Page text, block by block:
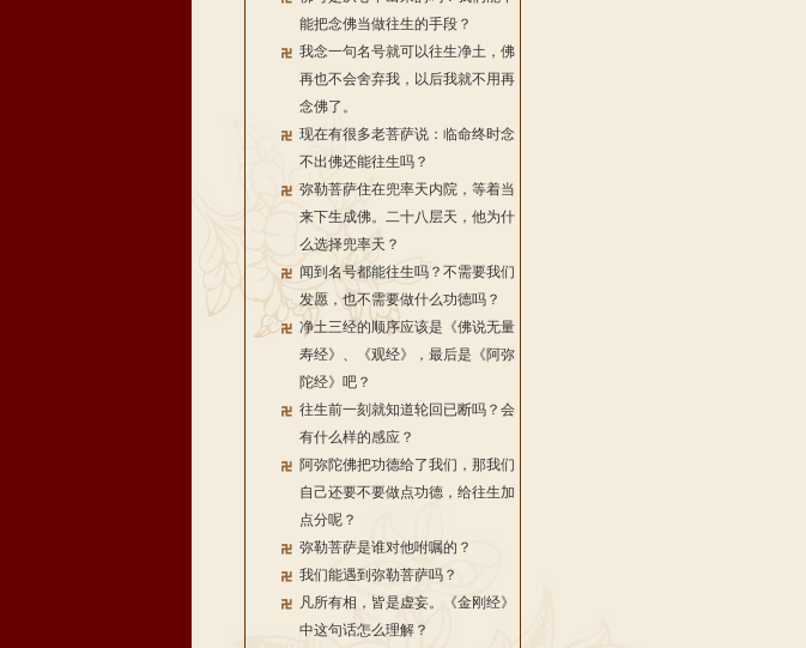
能把念佛当做往生的手段？
我念一句名号就可以往生净土，佛
再也不会舍弃我，以后我就不用再
念佛了。
现在有很多老菩萨说：临命终时念
不出佛还能往生吗？
弥勒菩萨住在兜率天内院，等着当
来下生成佛。二十八层天，他为什
么选择兜率天？
闻到名号都能往生吗？不需要我们
发愿，也不需要做什么功德吗？
净土三经的顺序应该是《佛说无量
寿经》、《观经》，最后是《阿弥
陀经》吧？
往生前一刻就知道轮回已断吗？会
有什么样的感应？
阿弥陀佛把功德给了我们，那我们
自己还要不要做点功德，给往生加
点分呢？
弥勒菩萨是谁对他咐嘱的？
我们能遇到弥勒菩萨吗？
凡所有相，皆是虚妄。《金刚经》
中这句话怎么理解？